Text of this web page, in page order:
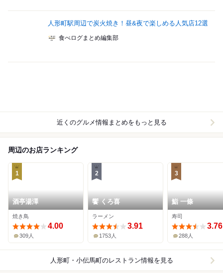
人形町駅周辺で炭火焼き！昼&夜で楽しめる人気店12選
食べログまとめ編集部
近くのグルメ情報まとめをもっと見る
周辺のお店ランキング
1
酒亭湯澤
焼き鳥
4.00
309人
2
饗 くろ喜
ラーメン
3.91
1753人
3
鮨 一條
寿司
3.76
288人
人形町・小伝馬町のレストラン情報を見る